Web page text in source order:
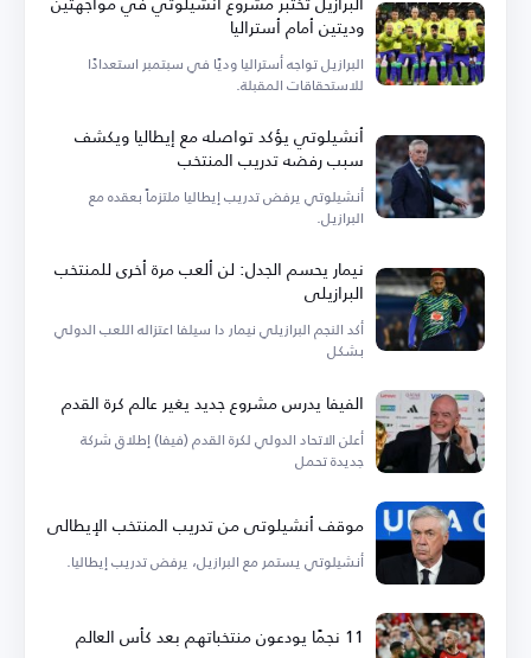
وديتين أمام أستراليا
البرازيل تواجه أستراليا وديًا في سبتمبر استعدادًا
للاستحقاقات المقبلة.
أنشيلوتي يؤكد تواصله مع إيطاليا ويكشف
سبب رفضه تدريب المنتخب
أنشيلوتي يرفض تدريب إيطاليا ملتزماً بعقده مع
البرازيل.
نيمار يحسم الجدل: لن ألعب مرة أخرى للمنتخب
البرازيلي
أكد النجم البرازيلي نيمار دا سيلفا اعتزاله اللعب الدولي
بشكل
الفيفا يدرس مشروع جديد يغير عالم كرة القدم
أعلن الاتحاد الدولي لكرة القدم (فيفا) إطلاق شركة
جديدة تحمل
موقف أنشيلوتي من تدريب المنتخب الإيطالي
أنشيلوتي يستمر مع البرازيل، يرفض تدريب إيطاليا.
11 نجمًا يودعون منتخباتهم بعد كأس العالم